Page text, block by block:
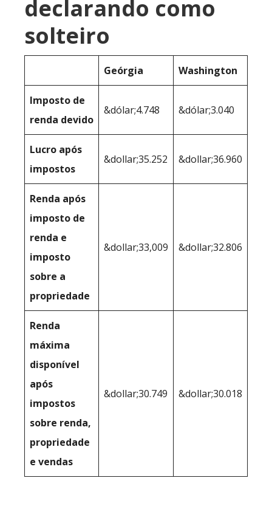
declarando como
solteiro
Geórgia Washington
Imposto de
renda devido
&dólar;4.748 &dólar;3.040
Lucro após
impostos
&dollar;35.252 &dollar;36.960
Renda após
imposto de
renda e
imposto
sobre a
propriedade
&dollar;33,009 &dollar;32.806
Renda
máxima
disponível
após
impostos
sobre renda,
propriedade
e vendas
&dollar;30.749 &dollar;30.018